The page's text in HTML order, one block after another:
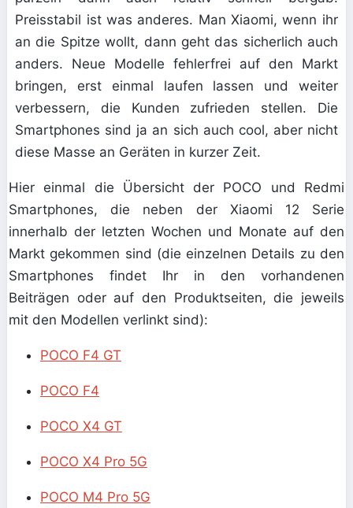
Preisstabil ist was anderes. Man Xiaomi, wenn ihr
an die Spitze wollt, dann geht das sicherlich auch
anders. Neue Modelle fehlerfrei auf den Markt
bringen, erst einmal laufen lassen und weiter
verbessern, die Kunden zufrieden stellen. Die
Smartphones sind ja an sich auch cool, aber nicht
diese Masse an Geräten in kurzer Zeit.
Hier einmal die Übersicht der POCO und Redmi
Smartphones, die neben der Xiaomi 12 Serie
innerhalb der letzten Wochen und Monate auf den
Markt gekommen sind (die einzelnen Details zu den
Smartphones findet Ihr in den vorhandenen
Beiträgen oder auf den Produktseiten, die jeweils
mit den Modellen verlinkt sind):
POCO F4 GT
POCO F4
POCO X4 GT
POCO X4 Pro 5G
POCO M4 Pro 5G